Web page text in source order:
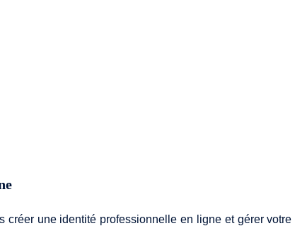
créer une identité professionnelle en ligne et gérer votre